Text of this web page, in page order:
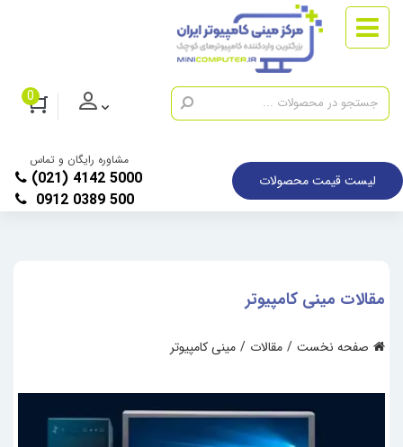
0
لیست قیمت محصولات
مشاوره رایگان و تماس
(021) 4142 5000
0912 0389 500
مقالات مینی کامپیوتر
صفحه نخست مقالات مینی کامپیوتر